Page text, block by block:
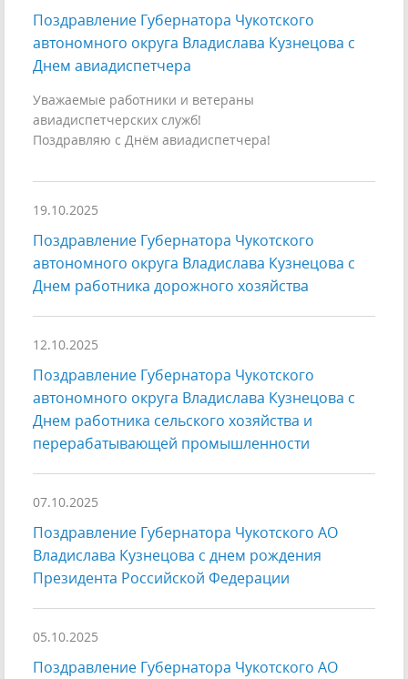
Поздравление Губернатора Чукотского
автономного округа Владислава Кузнецова с
Днем авиадиспетчера
Уважаемые работники и ветераны
авиадиспетчерских служб!
Поздравляю с Днём авиадиспетчера!
19.10.2025
Поздравление Губернатора Чукотского
автономного округа Владислава Кузнецова с
Днем работника дорожного хозяйства
12.10.2025
Поздравление Губернатора Чукотского
автономного округа Владислава Кузнецова с
Днем работника сельского хозяйства и
перерабатывающей промышленности
07.10.2025
Поздравление Губернатора Чукотского АО
Владислава Кузнецова с днем рождения
Президента Российской Федерации
05.10.2025
Поздравление Губернатора Чукотского АО